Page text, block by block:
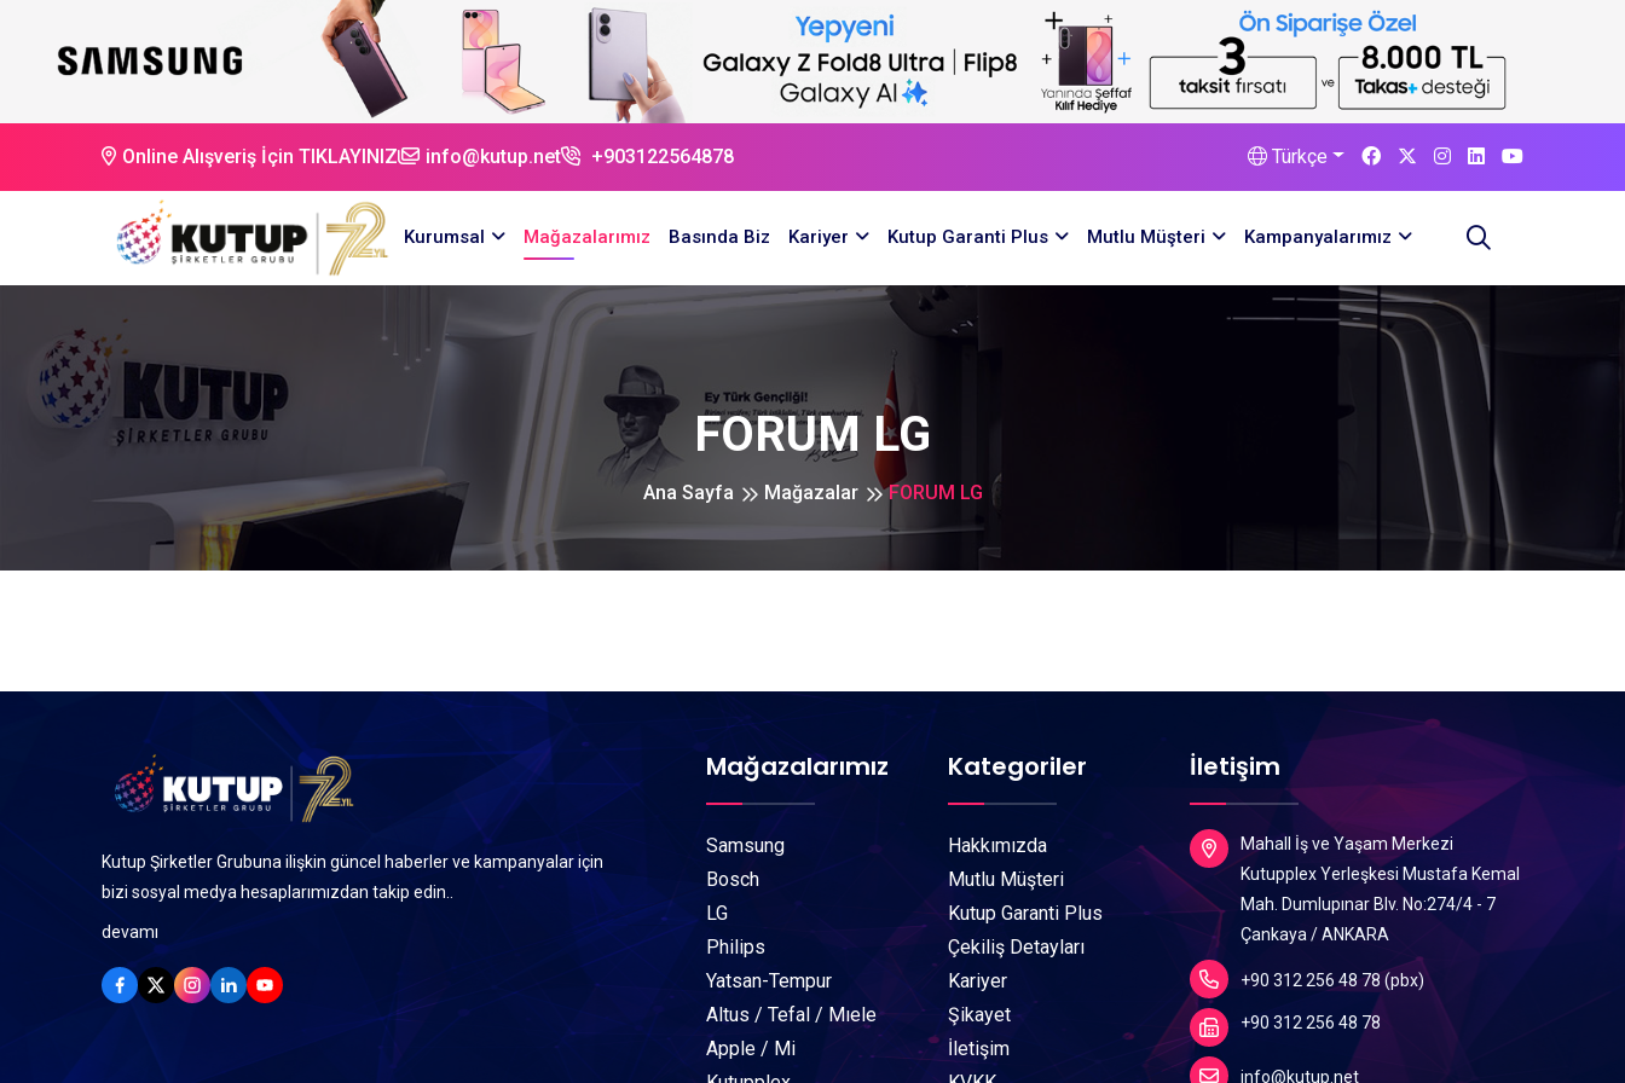
Online Alışveriş İçin TIKLAYINIZ info@kutup.net +903122564878 Türkçe
Kurumsal Mağazalarımız Basında Biz Kariyer Kutup Garanti Plus Mutlu Müşteri Kampanyalarımız
FORUM LG
Ana Sayfa Mağazalar FORUM LG
Kutup Şirketler Grubuna ilişkin güncel haberler ve kampanyalar için
bizi sosyal medya hesaplarımızdan takip edin..
devamı
Mağazalarımız
Samsung
Bosch
LG
Philips
Yatsan-Tempur
Altus / Tefal / Mıele
Apple / Mi
Kategoriler
Hakkımızda
Mutlu Müşteri
Kutup Garanti Plus
Çekiliş Detayları
Kariyer
Şikayet
İletişim
İletişim
Mahall İş ve Yaşam Merkezi
Kutupplex Yerleşkesi Mustafa Kemal
Mah. Dumlupınar Blv. No:274/4 - 7
Çankaya / ANKARA
+90 312 256 48 78 (pbx)
+90 312 256 48 78
info@kutup.net